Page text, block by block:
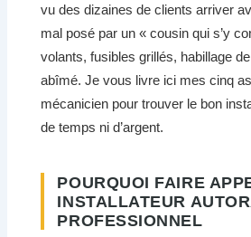
vu des dizaines de clients arriver
mal posé par un « cousin qui s’y
volants, fusibles grillés, habillage
abîmé. Je vous livre ici mes cinq
mécanicien pour trouver le bon
de temps ni d’argent.
POURQUOI FAIRE
INSTALLATEUR
PROFESSIONNEL